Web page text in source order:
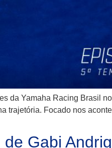
da Yamaha Racing Brasil
trajetória. Focado nos
Gabi